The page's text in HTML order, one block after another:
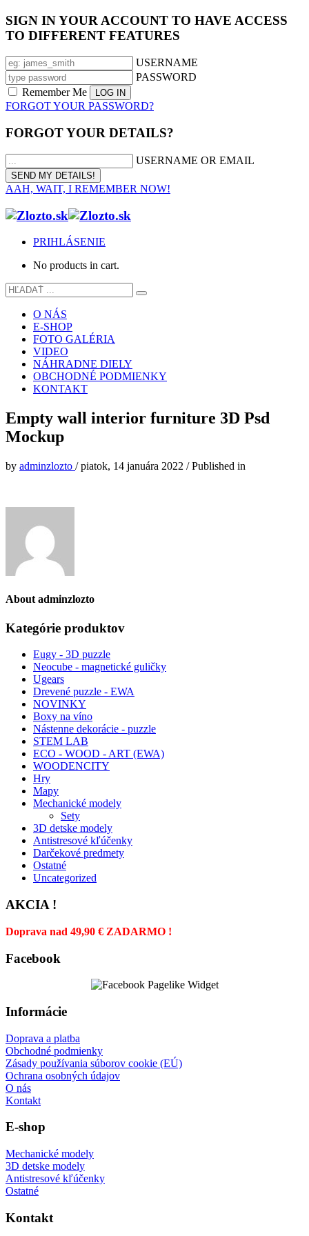
SIGN IN YOUR ACCOUNT TO HAVE ACCESS
TO DIFFERENT FEATURES
USERNAME
PASSWORD
Remember Me
FORGOT YOUR PASSWORD?
FORGOT YOUR DETAILS?
USERNAME OR EMAIL
AAH, WAIT, I REMEMBER NOW!
PRIHLÁSENIE
No products in cart.
O NÁS
E-SHOP
FOTO GALÉRIA
VIDEO
NÁHRADNE DIELY
OBCHODNÉ PODMIENKY
KONTAKT
Empty wall interior furniture 3D Psd
Mockup
by adminzlozto /piatok, 14 januára 2022 /Published in
About adminzlozto
Kategórie produktov
Eugy - 3D puzzle
Neocube - magnetické guličky
Ugears
Drevené puzzle - EWA
NOVINKY
Boxy na víno
Nástenne dekorácie - puzzle
STEM LAB
ECO - WOOD - ART (EWA)
WOODENCITY
Hry
Mapy
Mechanické modely
Sety
3D detske modely
Antistresové kľúčenky
Darčekové predmety
Ostatné
Uncategorized
AKCIA !
Doprava nad 49,90 € ZADARMO !
Facebook
Informácie
Doprava a platba
Obchodné podmienky
Zásady používania súborov cookie (EÚ)
Ochrana osobných údajov
O nás
Kontakt
E-shop
Mechanické modely
3D detske modely
Antistresové kľúčenky
Ostatné
Kontakt